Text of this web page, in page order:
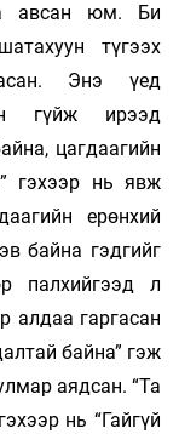
авсан юм. Би
түгээх
Энэ үед
гүйж ирээд
цагдаагийн
гэхээр нь явж
ерөнхий
байна гэдгийг
палхийгээд л
алдаа гаргасан
байна” гэж
аядсан. “Та
нь “Гайгүй